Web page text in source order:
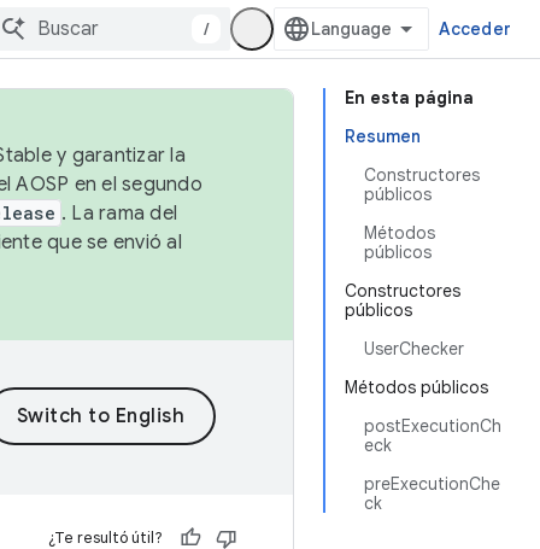
/ Acceder
En esta página
Resumen
Constructores
públicos
Métodos
públicos
Constructores
públicos
UserChecker
Métodos públicos
postExecutionCh
eck
preExecutionChe
ck
y garantizar la
AOSP en el segundo
. La rama del
que se envió al
¿Te resultó útil?